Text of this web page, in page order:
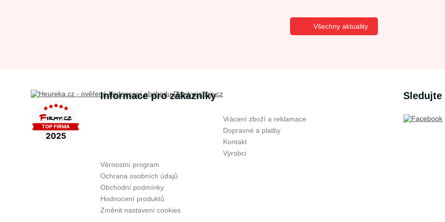
Všechny aktuality
Informace pro zákazníky
Vrácení zboží a reklamace
Dopravné a platby
Kontakt
Výrobci
Věrnostní program
Ochrana osobních údajů
Obchodní podmínky
Hodnocení produktů
Změnit nastavení cookies
Sledujte